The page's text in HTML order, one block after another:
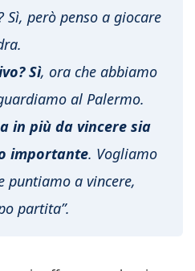
però penso a giocare
Sì, ora che abbiamo
al Palermo.
in più da vincere sia
importante. Vogliamo
puntiamo a vincere,
partita”.